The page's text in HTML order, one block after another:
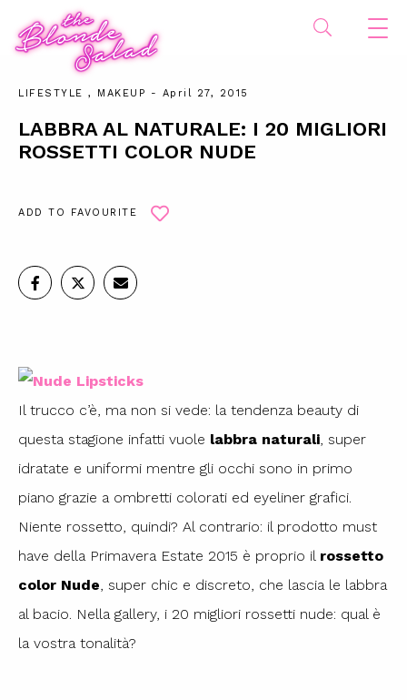
LIFESTYLE , MAKEUP - April 27, 2015
LABBRA AL NATURALE: I 20 MIGLIORI
ROSSETTI COLOR NUDE
ADD TO FAVOURITE
Il trucco c’è, ma non si vede: la tendenza beauty di
questa stagione infatti vuole labbra naturali, super
idratate e uniformi mentre gli occhi sono in primo
piano grazie a ombretti colorati ed eyeliner grafici.
Niente rossetto, quindi? Al contrario: il prodotto must
have della Primavera Estate 2015 è proprio il rossetto
color Nude, super chic e discreto, che lascia le labbra
al bacio. Nella gallery, i 20 migliori rossetti nude: qual è
la vostra tonalità?